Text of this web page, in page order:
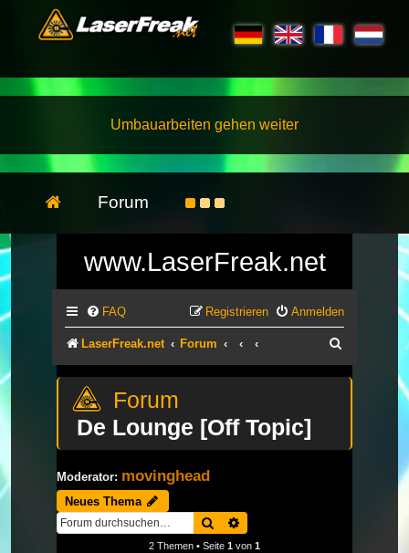
Umbauarbeiten gehen weiter
Forum
www.LaserFreak.net
FAQ Anmelden
Registrieren
LaserFreak.net Forum
De Lounge [Off Topic]
Moderator: movinghead
Neues Thema
Suche
2 Themen • Seite 1 von 1